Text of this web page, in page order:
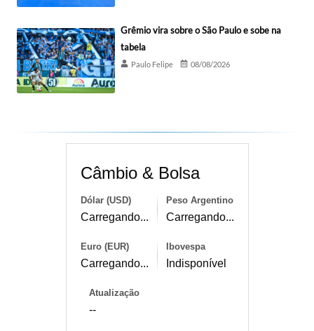
Grêmio vira sobre o São Paulo e sobe na
tabela
Paulo Felipe 08/08/2026
Câmbio & Bolsa
Dólar (USD)
Carregando...
Peso Argentino
Carregando...
Euro (EUR)
Carregando...
Ibovespa
Indisponível
Atualização
--